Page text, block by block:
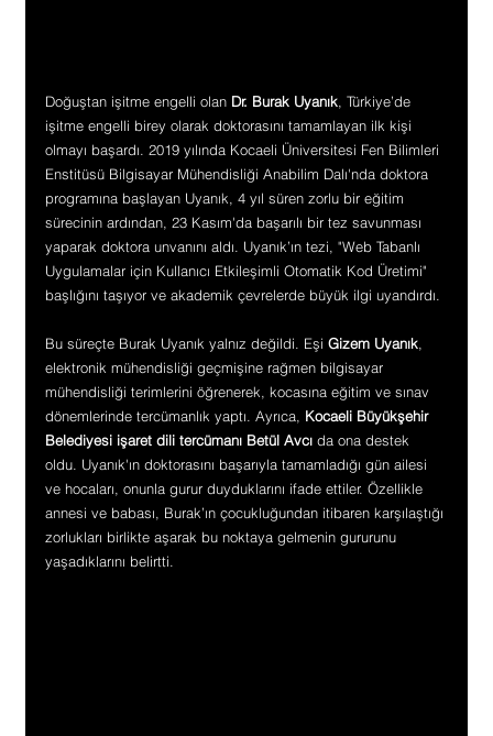
Doğuştan işitme engelli olan Dr. Burak Uyanık, Türkiye’de
işitme engelli birey olarak doktorasını tamamlayan ilk kişi
olmayı başardı. 2019 yılında Kocaeli Üniversitesi Fen Bilimleri
Enstitüsü Bilgisayar Mühendisliği Anabilim Dalı'nda doktora
programına başlayan Uyanık, 4 yıl süren zorlu bir eğitim
sürecinin ardından, 23 Kasım'da başarılı bir tez savunması
yaparak doktora unvanını aldı. Uyanık’ın tezi, "Web Tabanlı
Uygulamalar için Kullanıcı Etkileşimli Otomatik Kod Üretimi"
başlığını taşıyor ve akademik çevrelerde büyük ilgi uyandırdı.
Bu süreçte Burak Uyanık yalnız değildi. Eşi Gizem Uyanık,
elektronik mühendisliği geçmişine rağmen bilgisayar
mühendisliği terimlerini öğrenerek, kocasına eğitim ve sınav
dönemlerinde tercümanlık yaptı. Ayrıca, Kocaeli Büyükşehir
Belediyesi işaret dili tercümanı Betül Avcı da ona destek
oldu. Uyanık'ın doktorasını başarıyla tamamladığı gün ailesi
ve hocaları, onunla gurur duyduklarını ifade ettiler. Özellikle
annesi ve babası, Burak’ın çocukluğundan itibaren karşılaştığı
zorlukları birlikte aşarak bu noktaya gelmenin gururunu
yaşadıklarını belirtti.